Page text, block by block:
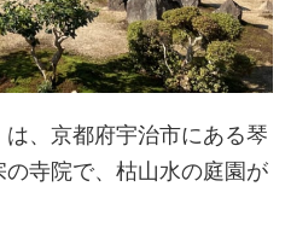
、京都府宇治市にある琴
寺院で、枯山水の庭園が